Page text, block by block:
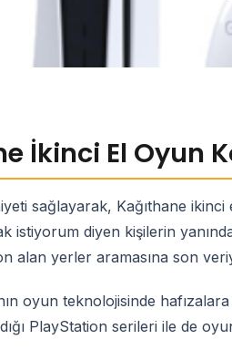
İkinci El Oyun
sağlayarak, Kağıthane
istiyorum diyen kişilerin
alan yerler aramasına son
oyun teknolojisinde
PlayStation serileri ile de